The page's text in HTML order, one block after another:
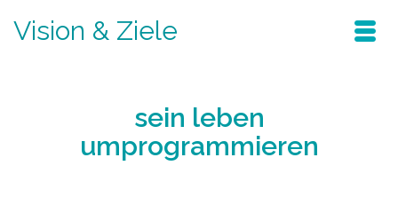
Vision & Ziele
sein leben
umprogrammieren